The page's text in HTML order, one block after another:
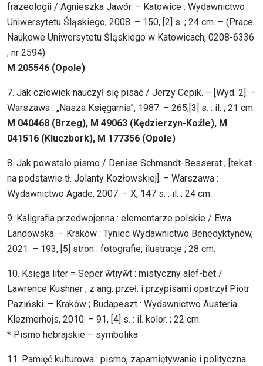
frazeologii / Agnieszka Jawór. – Katowice : Wydawnictwo
Uniwersytetu Śląskiego, 2008. – 150, [2] s. ; 24 cm. – (Prace
Naukowe Uniwersytetu Śląskiego w Katowicach, 0208-6336
; nr 2594)
M 205546 (Opole)
7. Jak człowiek nauczył się pisać / Jerzy Cepik. – [Wyd. 2]. –
Warszawa : „Nasza Księgarnia”, 1987. – 265,[3] s. : il. ; 21 cm.
M 040468 (Brzeg), M 49063 (Kędzierzyn-Koźle), M
041516 (Kluczbork), M 177356 (Opole)
8. Jak powstało pismo / Denise Schmandt-Besserat ; [tekst
na podstawie tł. Jolanty Kozłowskiej]. – Warszawa :
Wydawnictwo Agade, 2007. – X, 147 s. : il. ; 24 cm.
9. Kaligrafia przedwojenna : elementarze polskie / Ewa
Landowska. – Kraków : Tyniec Wydawnictwo Benedyktynów,
2021. – 193, [5] stron : fotografie, ilustracje ; 28 cm.
10. Księga liter = Seper ŵtiyŵt : mistyczny alef-bet /
Lawrence Kushner ; z ang. przeł. i przypisami opatrzył Piotr
Paziński. – Kraków ; Budapeszt : Wydawnictwo Austeria
Klezmerhojs, 2010. – 91, [4] s. : il. kolor. ; 22 cm.
* Pismo hebrajskie – symbolika
11. Pamięć kulturowa : pismo, zapamiętywanie i polityczna